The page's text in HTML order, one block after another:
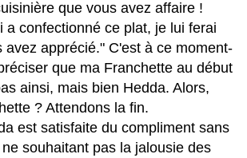
que vous avez affaire !
a confectionné ce plat, je lui ferai
avez apprécié." C'est à ce moment-
que ma Franchette au début
ainsi, mais bien Hedda. Alors,
? Attendons la fin.
est satisfaite du compliment sans
souhaitant pas la jalousie des